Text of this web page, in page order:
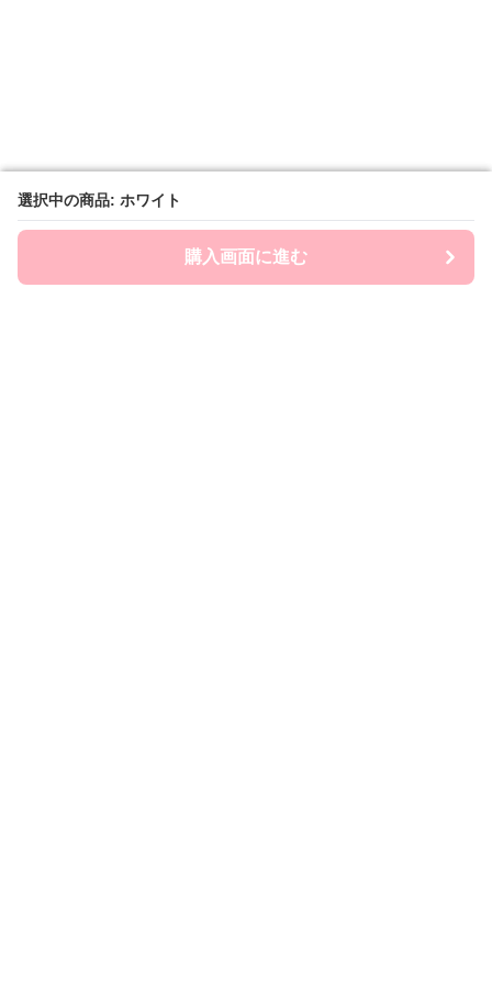
選択中の商品: ホワイト
購入画面に進む
選択中の商品: ホワイト
購入画面に進む